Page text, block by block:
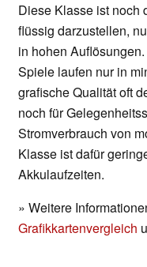
Diese Klasse ist noch
flüssig darzustellen,
in hohen
Spiele laufen nur in
grafische Qualität oft
noch für
Stromverbrauch von
Klasse ist dafür
Akkulaufzeiten.
» Weitere
Grafikkartenvergleich